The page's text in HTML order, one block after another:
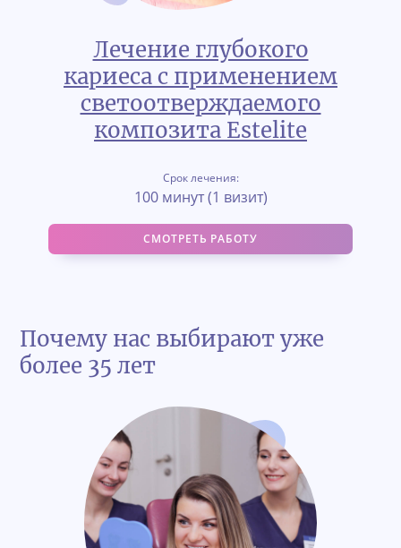
Лечение глубокого
кариеса с применением
светоотверждаемого
композита Estelite
Срок лечения:
100 минут (1 визит)
СМОТРЕТЬ РАБОТУ
Почему нас выбирают уже
более 35 лет